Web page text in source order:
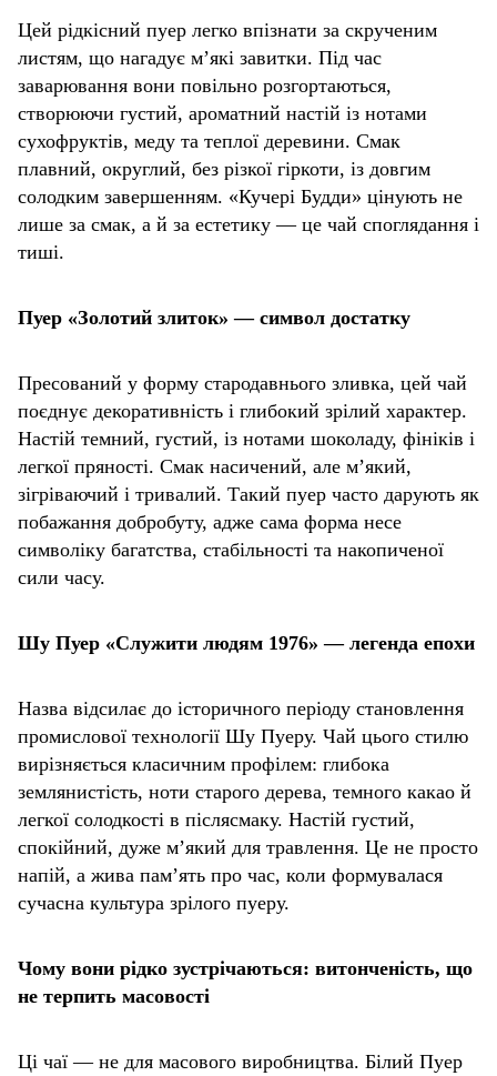
Цей рідкісний пуер легко впізнати за скрученим
листям, що нагадує м’які завитки. Під час
заварювання вони повільно розгортаються,
створюючи густий, ароматний настій із нотами
сухофруктів, меду та теплої деревини. Смак
плавний, округлий, без різкої гіркоти, із довгим
солодким завершенням. «Кучері Будди» цінують не
лише за смак, а й за естетику — це чай споглядання і
тиші.
Пуер «Золотий злиток» — символ достатку
Пресований у форму стародавнього зливка, цей чай
поєднує декоративність і глибокий зрілий характер.
Настій темний, густий, із нотами шоколаду, фініків і
легкої пряності. Смак насичений, але м’який,
зігріваючий і тривалий. Такий пуер часто дарують як
побажання добробуту, адже сама форма несе
символіку багатства, стабільності та накопиченої
сили часу.
Шу Пуер «Служити людям 1976» — легенда епохи
Назва відсилає до історичного періоду становлення
промислової технології Шу Пуеру. Чай цього стилю
вирізняється класичним профілем: глибока
землянистість, ноти старого дерева, темного какао й
легкої солодкості в післясмаку. Настій густий,
спокійний, дуже м’який для травлення. Це не просто
напій, а жива пам’ять про час, коли формувалася
сучасна культура зрілого пуеру.
Чому вони рідко зустрічаються: витонченість, що
не терпить масовості
Ці чаї — не для масового виробництва. Білий Пуер